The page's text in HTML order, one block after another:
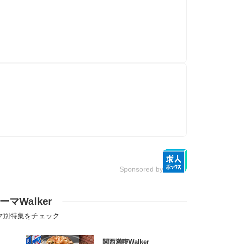
Sponsored by
マWalker
別特集をチェック
関西満喫Walker